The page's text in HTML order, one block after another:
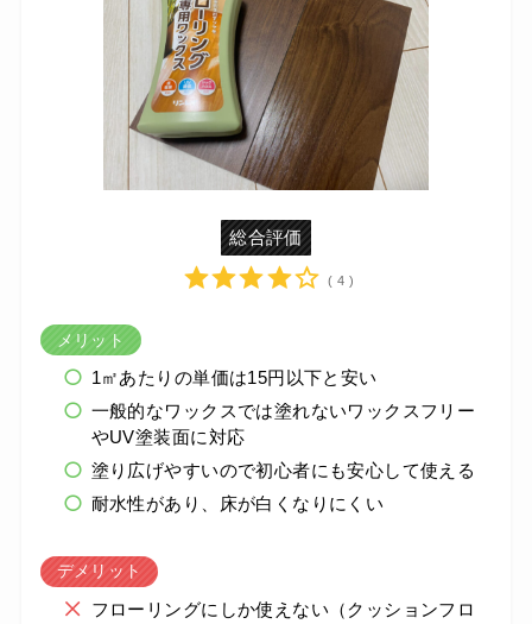
総合評価
( 4 )
メリット
1㎡あたりの単価は15円以下と安い
一般的なワックスでは塗れないワックスフリー
やUV塗装面に対応
塗り広げやすいので初心者にも安心して使える
耐水性があり、床が白くなりにくい
デメリット
フローリングにしか使えない（クッションフロ